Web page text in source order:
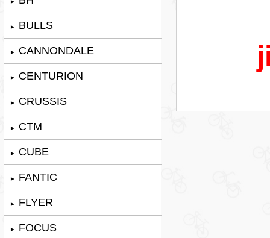
► BULLS
► CANNONDALE
► CENTURION
► CRUSSIS
► CTM
► CUBE
► FANTIC
► FLYER
► FOCUS